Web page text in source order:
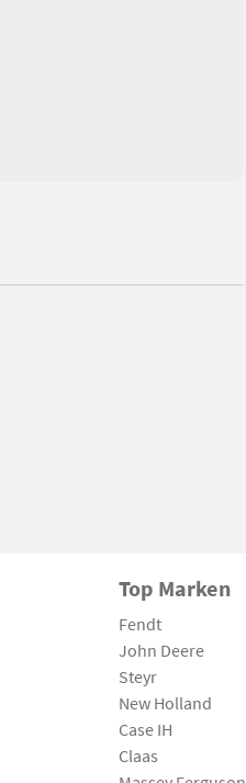
Top Marken
Fendt
John Deere
Steyr
New Holland
Case IH
Claas